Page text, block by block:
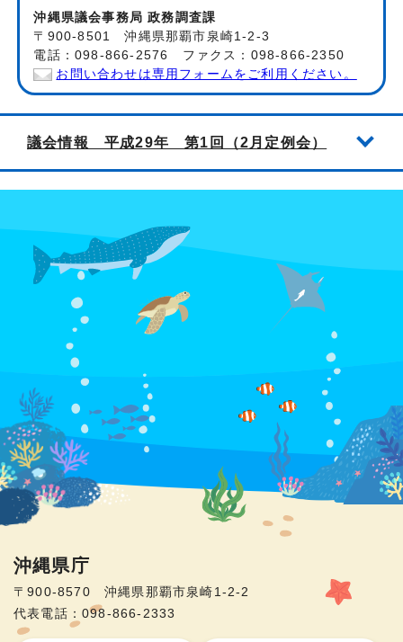
沖縄県議会事務局 政務調査課
〒900-8501 沖縄県那覇市泉崎1-2-3
電話：098-866-2576 ファクス：098-866-2350
お問い合わせは専用フォームをご利用ください。
議会情報 平成29年 第1回（2月定例会）
沖縄県庁
〒900-8570 沖縄県那覇市泉崎1-2-2
代表電話：098-866-2333